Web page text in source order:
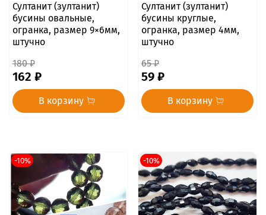
Султанит (зултанит)
бусины овальные,
огранка, размер 9×6мм,
штучно
180 ₽
162 ₽
В корзину
Султанит (зултанит)
бусины круглые,
огранка, размер 4мм,
штучно
65 ₽
59 ₽
В корзину
-10% -10%